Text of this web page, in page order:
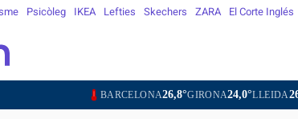
Psicòleg IKEA Lefties Skechers ZARA El Corte Inglés
26,8°GIRONA24,0°LLEIDA26,1°TARRAGONA